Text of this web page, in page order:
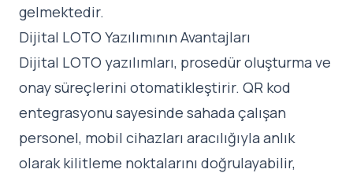
gelmektedir.
Dijital LOTO Yazılımının Avantajları
Dijital LOTO yazılımları, prosedür oluşturma ve
onay süreçlerini otomatikleştirir. QR kod
entegrasyonu sayesinde sahada çalışan
personel, mobil cihazları aracılığıyla anlık
olarak kilitleme noktalarını doğrulayabilir,